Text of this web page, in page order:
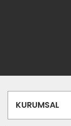
KURUMSAL